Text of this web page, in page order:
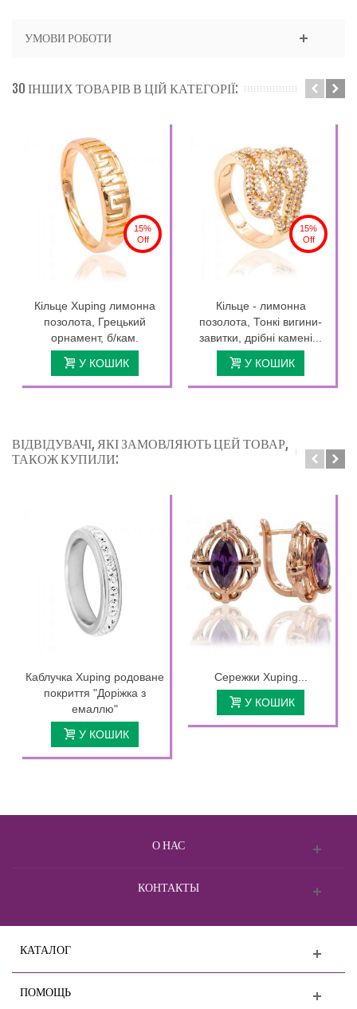
УМОВИ РОБОТИ
30 ІНШИХ ТОВАРІВ В ЦІЙ КАТЕГОРІЇ:
15%
Off
Кільце Xuping лимонна
позолота, Грецький
орнамент, б/кам.
У КОШИК
15%
Off
Кільце - лимонна
позолота, Тонкі вигини-
завитки, дрібні камені...
У КОШИК
ВІДВІДУВАЧІ, ЯКІ ЗАМОВЛЯЮТЬ ЦЕЙ ТОВАР,
ТАКОЖ КУПИЛИ:
Каблучка Xuping родоване
покриття "Доріжка з
емаллю"
У КОШИК
Сережки Xuping...
У КОШИК
О НАС
КОНТАКТЫ
КАТАЛОГ
ПОМОЩЬ